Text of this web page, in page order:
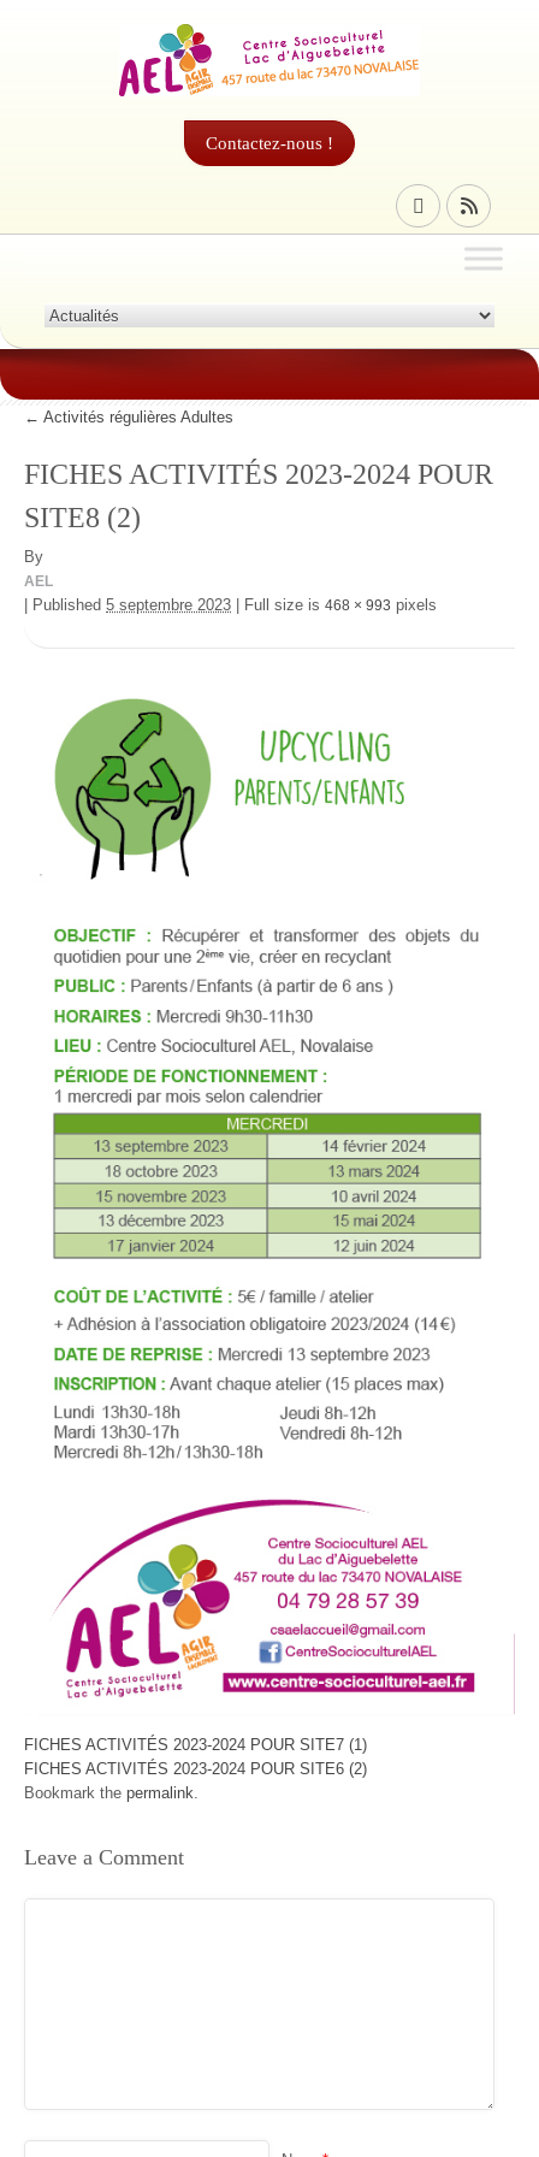
Contactez-nous !
← Activités régulières Adultes
FICHES ACTIVITÉS 2023-2024 POUR
SITE8 (2)
By
AEL
Published 5 septembre 2023 Full size is 468 × 993 pixels
FICHES ACTIVITÉS 2023-2024 POUR SITE7 (1)
FICHES ACTIVITÉS 2023-2024 POUR SITE6 (2)
Bookmark the permalink
Leave a Comment